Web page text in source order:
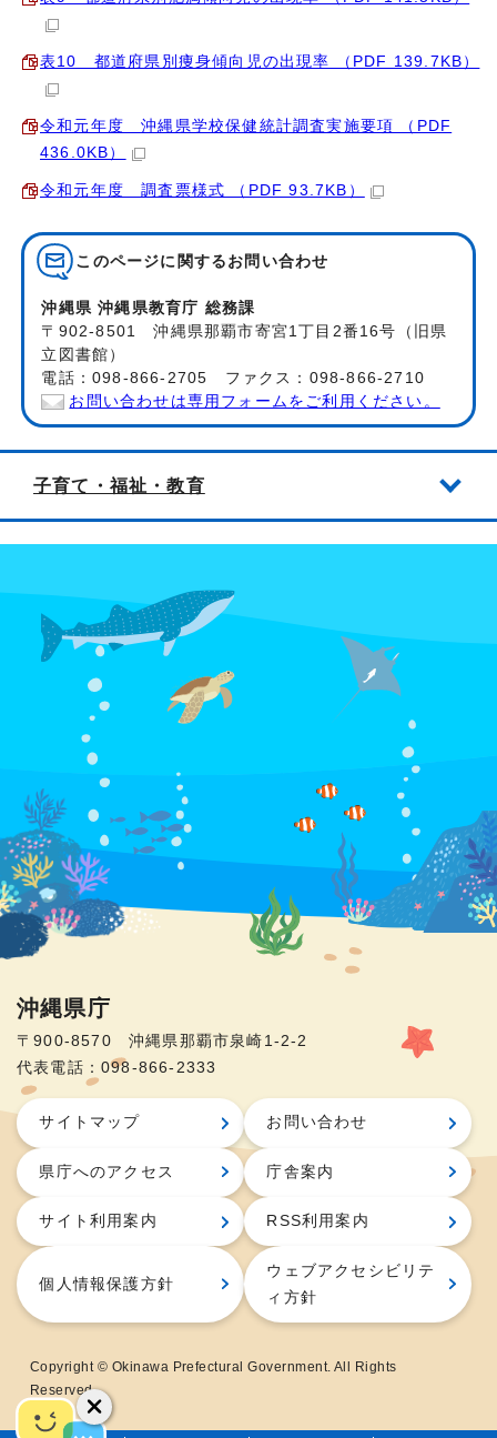
表10 都道府県別痩身傾向児の出現率 （PDF 139.7KB）
令和元年度 沖縄県学校保健統計調査実施要項 （PDF
436.0KB）
令和元年度 調査票様式 （PDF 93.7KB）
このページに関する お問い合わせ
沖縄県 沖縄県教育庁 総務課
〒902-8501 沖縄県那覇市寄宮1丁目2番16号（旧県
立図書館）
電話：098-866-2705 ファクス：098-866-2710
お問い合わせは専用フォームをご利用ください。
子育て・福祉・教育
沖縄県庁
〒900-8570 沖縄県那覇市泉崎1-2-2
代表電話：098-866-2333
サイトマップ お問い合わせ
県庁へのアクセス 庁舎案内
サイト利用案内 RSS利用案内
個人情報保護方針
ウェブアクセシビリテ
ィ方針
Copyright © Okinawa Prefectural Government. All Rights
Reserved.